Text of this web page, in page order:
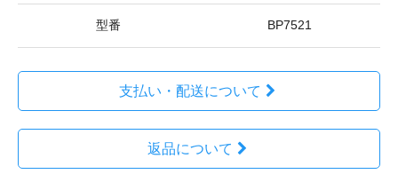
型番 BP7521
支払い・配送について
返品について